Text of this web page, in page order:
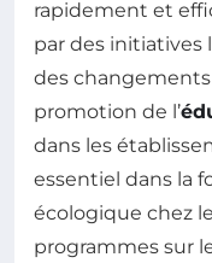
rapidement et
par des
des changements
promotion de l’
dans les
essentiel dans la
écologique chez
programmes sur